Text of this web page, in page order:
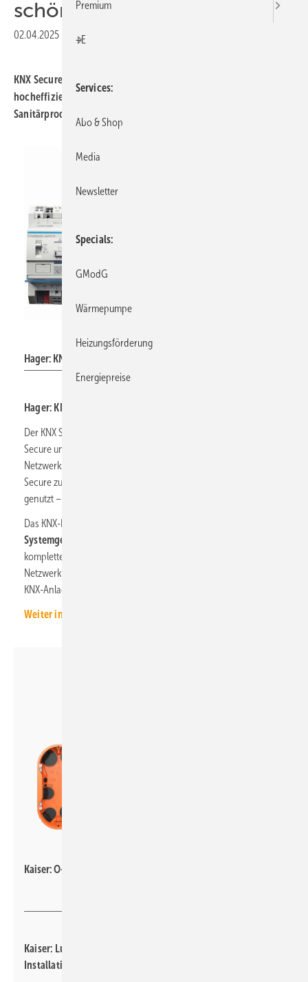
schön und mobil
02.04.2025 Druckvorschau
KNX Secure-Standard, luftdichte Mehrfachdosen,
hocheffizienter Brandgas-Ventilator, edle Oberflächen für
Sanitärprodukte und eine mobile Luft/Luft-Wärmepumpe.
Hager: KNX-Aktor mit abziehbarem Secure-Aktivierungscode.
Hager: KNX Secure macht Gebäude­automation sicherer
Der KNX Secure-Standard setzt sich zusammen aus KNX IP-
Secure und KNX Data-Secure: Während KNX IP-Secure die
Netzwerkseite einer KNX-Installation schützt, wird KNX Data-
Secure zum Schutz der Kommunikation zwischen KNX-Geräten
genutzt – also zum Schutz der Telegrammebene.
Das KNX-Portfolio von Hager umfasst sowohl
Systemgeräte
kompletten Schutz digitaler Infrastrukturen, da weder über das
Netzwerk noch über das Bus-Kabel von außen in geschützte
KNX-Anlagen eingedrungen werden kann.
Weiter informieren
Kaiser: O-range Econ 2/3/4.
Kaiser: Luftdichte Mehr­fach­dosen für die Elektro-
Installation
Premium
+E
Services
Abo & Shop
Media
Newsletter
Specials
GModG
Wärmepumpe
Heizungsförderung
Energiepreise